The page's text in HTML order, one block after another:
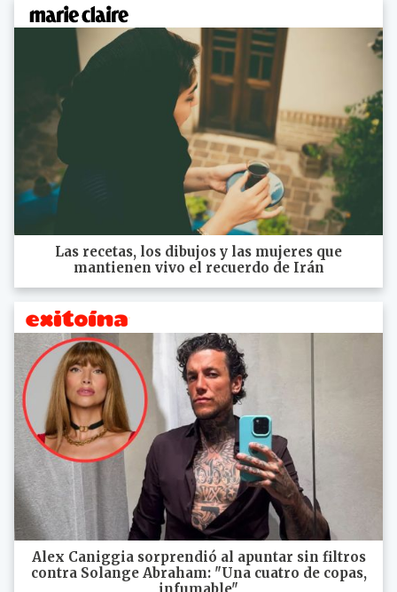
Las recetas, los dibujos y las mujeres que
mantienen vivo el recuerdo de Irán
Alex Caniggia sorprendió al apuntar sin filtros
contra Solange Abraham: "Una cuatro de copas,
infumable"